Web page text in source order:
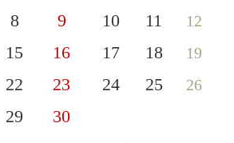
8 9 10 11 12
15 16 17 18 19
22 23 24 25 26
29 30